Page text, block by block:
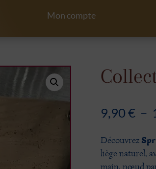
Mon compte
9,90€ –
Découvrez
liège naturel,
main, nœud